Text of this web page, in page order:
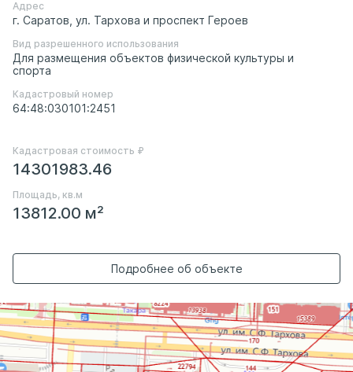
Адрес
г. Саратов, ул. Тархова и проспект Героев
Вид разрешенного использования
Для размещения объектов физической культуры и
спорта
Кадастровый номер
64:48:030101:2451
Кадастровая стоимость ₽
14301983.46
Площадь, кв.м
13812.00 м²
Подробнее об объекте